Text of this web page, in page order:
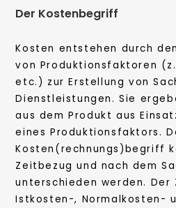
Der Kostenbegriff
Kosten entstehen durch
von Produktionsfaktoren
etc.) zur Erstellung von
Dienstleistungen. Sie
aus dem Produkt aus
eines Produktionsfaktors.
Kosten(rechnungs)begriff
Zeitbezug und nach dem
unterschieden werden.
Istkosten-, Normalkosten-